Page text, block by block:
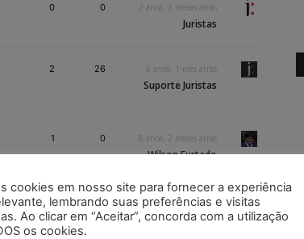
0 0 2 anos, 3 meses atrás
Juristas
2 26 8 anos, 1 mês atrás
Suporte Juristas
1 0 8 anos, 2 meses atrás
Wilson Furtado
1 27 8 anos, 2 meses atrás
cookies em nosso site para fornecer a experiência
lembrando suas preferências e visitas
Ao clicar em “Aceitar”, concorda com a utilização
os cookies.